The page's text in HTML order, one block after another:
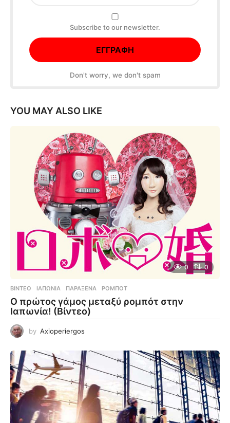
Subscribe to our newsletter.
Don't worry, we don't spam
YOU MAY ALSO LIKE
0 0
ΒΊΝΤΕΟ ΙΑΠΩΝΊΑ ,ΠΑΡΆΞΕΝΑ ,ΡΟΜΠΌΤ
Ο πρώτος γάμος μεταξύ ρομπότ στην
Ιαπωνία! (Βίντεο)
by Axioperiergos